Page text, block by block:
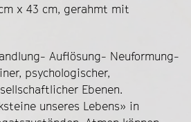
x 43 cm, gerahmt mit
Auflösung- Neuformung-
psychologischer,
Ebenen.
unseres Lebens» in